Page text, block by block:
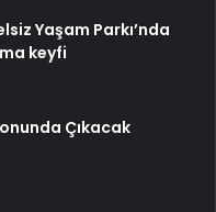
Yaşam Parkı’nda
keyfi
Çıkacak